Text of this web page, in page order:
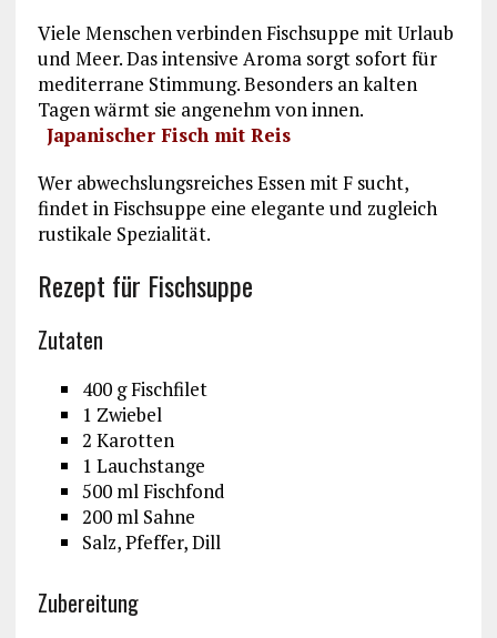
Viele Menschen verbinden Fischsuppe mit Urlaub
und Meer. Das intensive Aroma sorgt sofort für
mediterrane Stimmung. Besonders an kalten
Tagen wärmt sie angenehm von innen.
Japanischer Fisch mit Reis
Wer abwechslungsreiches Essen mit F sucht,
findet in Fischsuppe eine elegante und zugleich
rustikale Spezialität.
Rezept für Fischsuppe
Zutaten
400 g Fischfilet
1 Zwiebel
2 Karotten
1 Lauchstange
500 ml Fischfond
200 ml Sahne
Salz, Pfeffer, Dill
Zubereitung